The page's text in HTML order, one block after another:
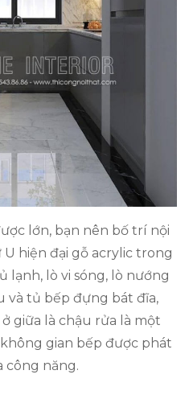
lớn, bạn nên bố trí nội
hiện đại gỗ acrylic trong
lạnh, lò vi sóng, lò nướng
và tủ bếp đựng bát đĩa,
giữa là chậu rửa là một
gian bếp được phát
công năng.